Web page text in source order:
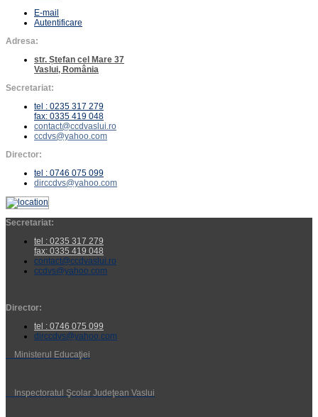
E-mail
Autentificare
Adresa:
str. Ștefan cel Mare 37
Vaslui, România
Secretariat:
tel : 0235 317 279
fax: 0335 419 048
contact@ccdvaslui.ro
ccdvs@yahoo.com
Director:
tel : 0746 075 099
dirccdvs@yahoo.com
Secretariat:
tel : 0235 317 279
fax: 0335 419 048
contact@ccdvaslui.ro
ccdvs@yahoo.com
Director:
tel : 0746 075 099
dirccdvs@yahoo.com
Ministerul Educaţiei
Inspectoratul Şcolar Judeţean Vaslui